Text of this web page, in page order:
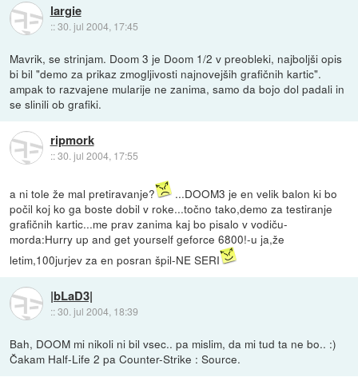
largie
::30. jul 2004, 17:45
Mavrik, se strinjam. Doom 3 je Doom 1/2 v preobleki, najboljši opis
bi bil "demo za prikaz zmogljivosti najnovejših grafičnih kartic".
ampak to razvajene mularije ne zanima, samo da bojo dol padali in
se slinili ob grafiki.
ripmork
::30. jul 2004, 17:55
a ni tole že mal pretiravanje?
...DOOM3 je en velik balon ki bo
počil koj ko ga boste dobil v roke...točno tako,demo za testiranje
grafičnih kartic...me prav zanima kaj bo pisalo v vodiču-
morda:Hurry up and get yourself geforce 6800!-u ja,že
letim,100jurjev za en posran špil-NE SERI
|bLaD3|
::30. jul 2004, 18:39
Bah, DOOM mi nikoli ni bil vsec.. pa mislim, da mi tud ta ne bo.. :)
Čakam Half-Life 2 pa Counter-Strike : Source.